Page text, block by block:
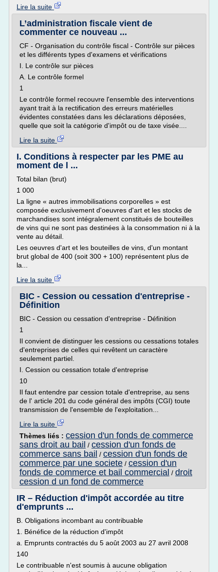
Lire la suite
L’administration fiscale vient de
commenter ce nouveau ...
CF - Organisation du contrôle fiscal - Contrôle sur pièces
et les différents types d'examens et vérifications
I. Le contrôle sur pièces
A. Le contrôle formel
1
Le contrôle formel recouvre l'ensemble des interventions
ayant trait à la rectification des erreurs matérielles
évidentes constatées dans les déclarations déposées,
quelle que soit la catégorie d'impôt ou de taxe visée....
Lire la suite
I. Conditions à respecter par les PME au
moment de l ...
Total bilan (brut)
1 000
La ligne « autres immobilisations corporelles » est
composée exclusivement d'oeuvres d'art et les stocks de
marchandises sont intégralement constitués de bouteilles
de vins qui ne sont pas destinées à la consommation ni à la
vente au détail.
Les oeuvres d'art et les bouteilles de vins, d'un montant
brut global de 400 (soit 300 + 100) représentent plus de
la...
Lire la suite
BIC - Cession ou cessation d'entreprise -
Définition
BIC - Cession ou cessation d'entreprise - Définition
1
Il convient de distinguer les cessions ou cessations totales
d'entreprises de celles qui revêtent un caractère
seulement partiel.
I. Cession ou cessation totale d'entreprise
10
Il faut entendre par cession totale d'entreprise, au sens
de l' article 201 du code général des impôts (CGI) toute
transmission de l'ensemble de l'exploitation...
Lire la suite
Thèmes liés : cession d'un fonds de commerce
sans droit au bail / cession d'un fonds de
commerce sans bail / cession d'un fonds de
commerce par une societe / cession d'un
fonds de commerce et bail commercial / droit
cession d un fond de commerce
IR – Réduction d'impôt accordée au titre
d'emprunts ...
B. Obligations incombant au contribuable
1. Bénéfice de la réduction d'impôt
a. Emprunts contractés du 5 août 2003 au 27 avril 2008
140
Le contribuable n'est soumis à aucune obligation